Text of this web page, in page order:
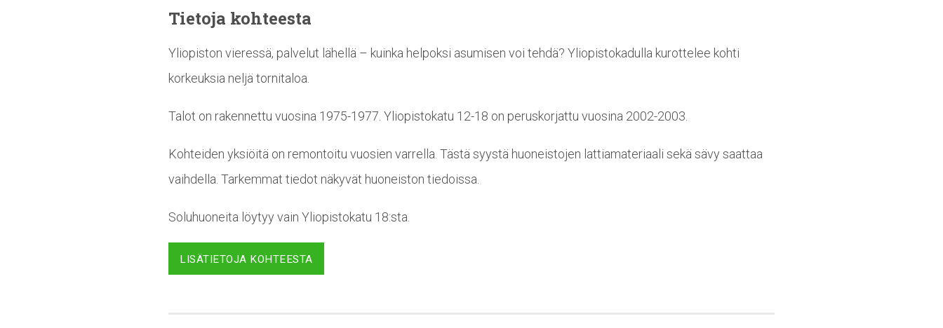
Tietoja kohteesta
Yliopiston vieressä, palvelut lähellä – kuinka helpoksi asumisen voi tehdä? Yliopistokadulla kurottelee kohti
korkeuksia neljä tornitaloa.
Talot on rakennettu vuosina 1975-1977. Yliopistokatu 12-18 on peruskorjattu vuosina 2002-2003.
Kohteiden yksiöitä on remontoitu vuosien varrella. Tästä syystä huoneistojen lattiamateriaali sekä sävy saattaa
vaihdella. Tarkemmat tiedot näkyvät huoneiston tiedoissa.
Soluhuoneita löytyy vain Yliopistokatu 18:sta.
LISÄTIETOJA KOHTEESTA